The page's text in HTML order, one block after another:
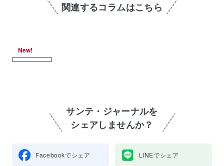
関連するコラムはこちら
New!
サンテ・ジャーナルを
シェアしませんか？
Facebookでシェア LINEでシェア